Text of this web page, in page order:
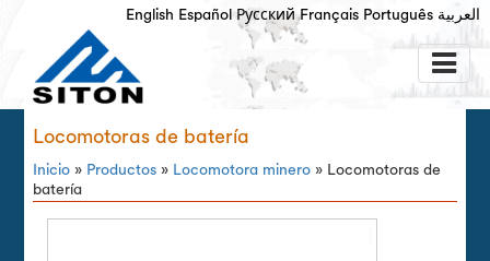
English Español Русский Français Português العربية
Locomotoras de batería
Inicio » Productos » Locomotora minero » Locomotoras de
batería